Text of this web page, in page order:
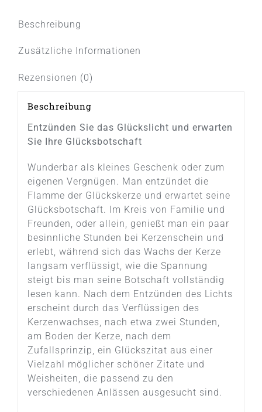
Herzen
dich
Menge
Beschreibung
Zusätzliche Informationen
Rezensionen (0)
Beschreibung
Entzünden Sie das Glückslicht und erwarten
Sie Ihre Glücksbotschaft
Wunderbar als kleines Geschenk oder zum
eigenen Vergnügen. Man entzündet die
Flamme der Glückskerze und erwartet seine
Glücksbotschaft. Im Kreis von Familie und
Freunden, oder allein, genießt man ein paar
besinnliche Stunden bei Kerzenschein und
erlebt, während sich das Wachs der Kerze
langsam verflüssigt, wie die Spannung
steigt bis man seine Botschaft vollständig
lesen kann. Nach dem Entzünden des Lichts
erscheint durch das Verflüssigen des
Kerzenwachses, nach etwa zwei Stunden,
am Boden der Kerze, nach dem
Zufallsprinzip, ein Glückszitat aus einer
Vielzahl möglicher schöner Zitate und
Weisheiten, die passend zu den
verschiedenen Anlässen ausgesucht sind.